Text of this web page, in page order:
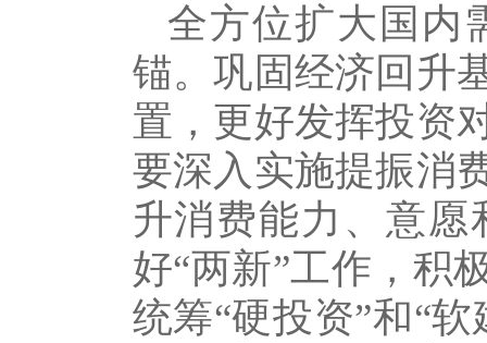
全方位扩大国内
锚。巩固经济回升
置，更好发挥投资
要深入实施提振消
升消费能力、意愿
好“两新”工作，积
统筹“硬投资”和“